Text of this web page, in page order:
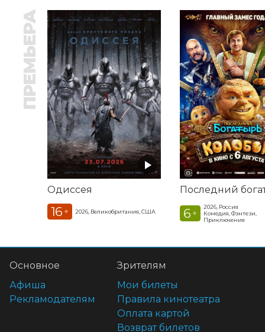
ПРЕМЬЕРА
Одиссея
16 + 2026, Великобритания, США 6 +
2026, Россия
Комедия, Фэнтези,
Приключения
Основное
Афиша
Рекламодателям
Зрителям
Мои билеты
Правила кинотеатра
Оплата картой
Возврат билетов